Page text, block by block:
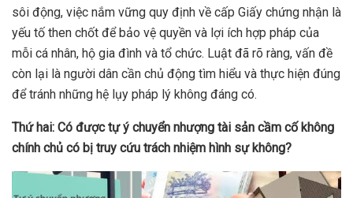
sôi động, việc nắm vững quy định về cấp Giấy chứng nhận là
yếu tố then chốt để bảo vệ quyền và lợi ích hợp pháp của
mỗi cá nhân, hộ gia đình và tổ chức. Luật đã rõ ràng, vấn đề
còn lại là người dân cần chủ động tìm hiểu và thực hiện đúng
để tránh những hệ lụy pháp lý không đáng có.
Thứhai: Có được tự ý chuyển nhượng tài sản cầm cố không
chính chủ có bị truy cứu trách nhiệm hình sự không?